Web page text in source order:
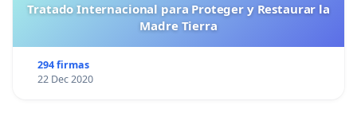
Tratado Internacional para Proteger y Restaurar la
Madre Tierra
294 firmas
22 Dec 2020